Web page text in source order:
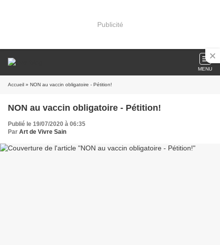
Publicité
MENU
Accueil » NON au vaccin obligatoire - Pétition!
NON au vaccin obligatoire - Pétition!
Publié le 19/07/2020 à 06:35
Par Art de Vivre Sain